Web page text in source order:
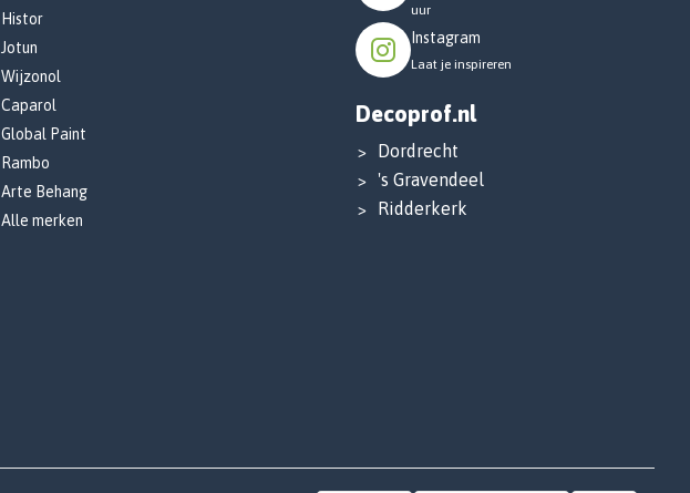
Histor
Jotun
Wijzonol
Caparol
Global Paint
Rambo
Arte Behang
Alle merken
uur
Instagram
Laat je inspireren
Decoprof.nl
Dordrecht
's Gravendeel
Ridderkerk